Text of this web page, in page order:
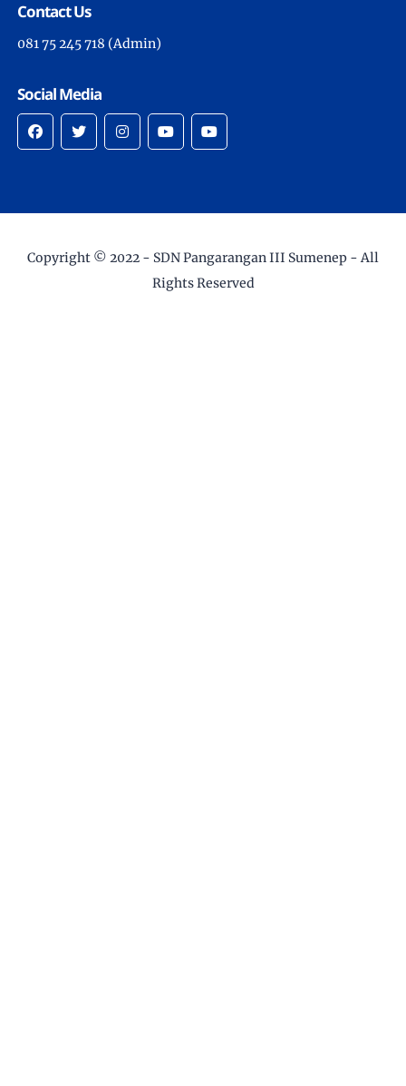
Contact Us
081 75 245 718 (Admin)
Social Media
Copyright © 2022 - SDN Pangarangan III Sumenep - All
Rights Reserved